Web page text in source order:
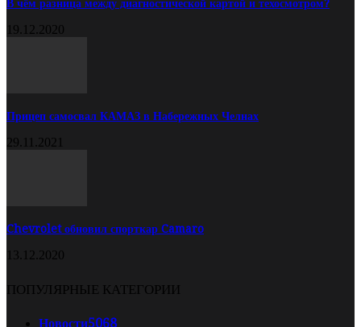
В чём разница между диагностической картой и техосмотром?
19.12.2020
Прицеп самосвал КАМАЗ в Набережных Челнах
29.11.2021
Chevrolet обновил спорткар Camaro
13.12.2020
ПОПУЛЯРНЫЕ КАТЕГОРИИ
Новости5068